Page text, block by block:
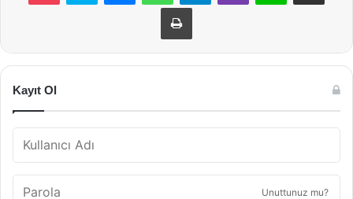
Yazdır
Kayıt Ol
Unuttunuz mu?